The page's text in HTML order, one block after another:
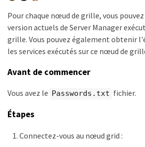
Pour chaque nœud de grille, vous
version actuels de Server Manager
grille. Vous pouvez également obtenir
les services exécutés sur ce nœud de
Avant de commencer
Vous avez le Passwords.txt fichier.
Étapes
Connectez-vous au nœud grid :